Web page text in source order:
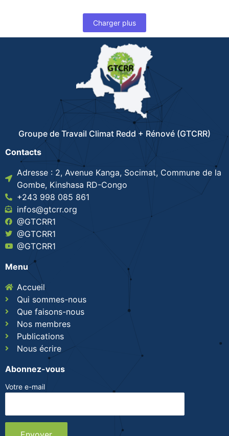
Charger plus
Groupe de Travail Climat Redd + Rénové (GTCRR)
Contacts
Adresse : 2, Avenue Kanga, Socimat, Commune de la
Gombe, Kinshasa RD-Congo
+243 998 085 861
infos@gtcrr.org
@GTCRR1
@GTCRR1
@GTCRR1
Menu
Accueil
Qui sommes-nous
Que faisons-nous
Nos membres
Publications
Nous écrire
Abonnez-vous
Votre e-mail